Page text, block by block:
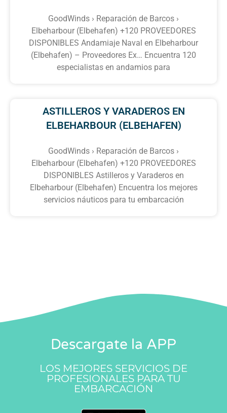
GoodWinds › Reparación de Barcos ›
Elbeharbour (Elbehafen) +120 PROVEEDORES
DISPONIBLES Andamiaje Naval en Elbeharbour
(Elbehafen) – Proveedores Ex… Encuentra 120
especialistas en andamios para
ASTILLEROS Y VARADEROS EN
ELBEHARBOUR (ELBEHAFEN)
GoodWinds › Reparación de Barcos ›
Elbeharbour (Elbehafen) +120 PROVEEDORES
DISPONIBLES Astilleros y Varaderos en
Elbeharbour (Elbehafen) Encuentra los mejores
servicios náuticos para tu embarcación
Descargate la APP
LOS MEJORES SERVICIOS DE
PROFESIONALES PARA TU
EMBARCACIÓN